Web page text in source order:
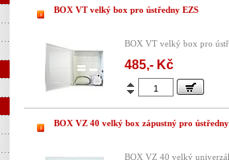
BOX VT velký box pro ústředny EZS
BOX VT velký box pro
485,- Kč
BOX VZ 40 velký box zápustný pro
BOX VZ 40 velký